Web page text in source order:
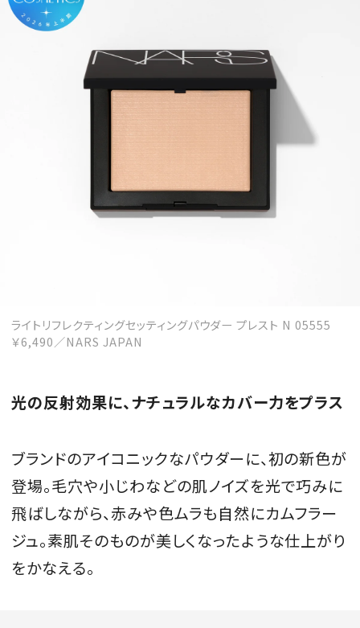
ライトリフレクティングセッティングパウダー プレスト N 05555
￥6,490／NARS JAPAN
光の反射効果に、ナチュラルなカバー力をプラス
ブランドのアイコニックなパウダーに、初の新色が
登場。毛穴や小じわなどの肌ノイズを光で巧みに
飛ばしながら、赤みや色ムラも自然にカムフラー
ジュ。素肌そのものが美しくなったような仕上がり
をかなえる。